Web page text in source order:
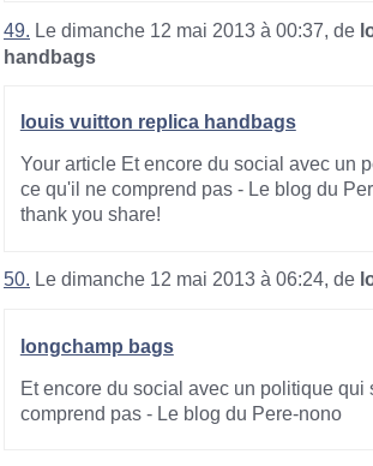
49. Le dimanche 12 mai 2013 à 00:37, de
handbags
louis vuitton replica handbags
Your article Et encore du social avec un
ce qu'il ne comprend pas - Le blog du
thank you share!
50. Le dimanche 12 mai 2013 à 06:24, de
longchamp bags
Et encore du social avec un politique qui
comprend pas - Le blog du Pere-nono